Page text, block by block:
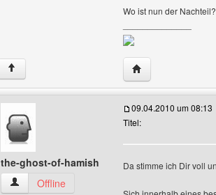
Wo ist nun der Nachteil?
↑ Website dieses
the-ghost-of-hamish
the-ghost-of-hamish Benutzer-Profile anzeigen
Offline
09.04.2010 um 08:13
Titel:
Da stimme ich Dir voll